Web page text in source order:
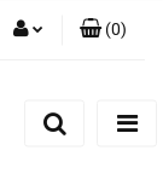
(0)